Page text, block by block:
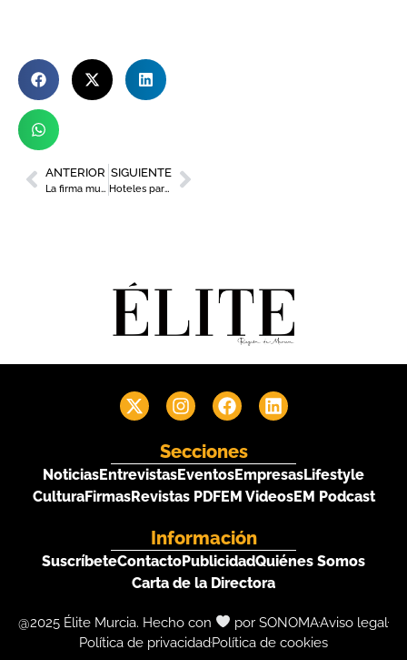
ANTERIOR
La firma murciana Laura Bernal, presente en los Premios Goya
SIGUIENTE
Hoteles para disfrutar de una escapada romántica en la Región de Murcia
Secciones
NoticiasEntrevistasEventosEmpresasLifestyle
CulturaFirmasRevistas PDFEM VideosEM Podcast
Información
SuscríbeteContactoPublicidadQuiénes Somos
Carta de la Directora
@2025 Élite Murcia. Hecho con por SONOMAAviso legal
Política de privacidadPolítica de cookies